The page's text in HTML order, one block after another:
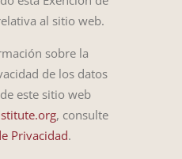
al sitio web.
sobre la
de los datos
este sitio web
, consulte
Privacidad.